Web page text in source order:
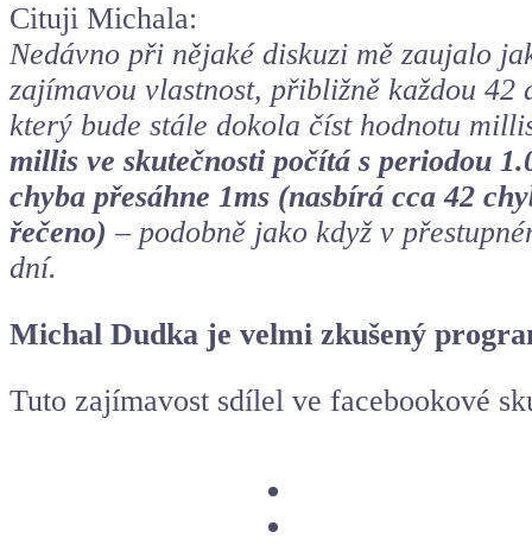
Cituji Michala:
Nedávno při nějaké diskuzi mě zaujalo
zajímavou vlastnost, přibližně každou
který bude stále dokola číst hodnotu
millis ve skutečnosti počítá s periodou
chyba přesáhne 1ms (nasbírá cca 42
řečeno) – podobně jako když v
dní.
Michal Dudka je velmi zkušený
Tuto zajímavost sdílel ve facebookové